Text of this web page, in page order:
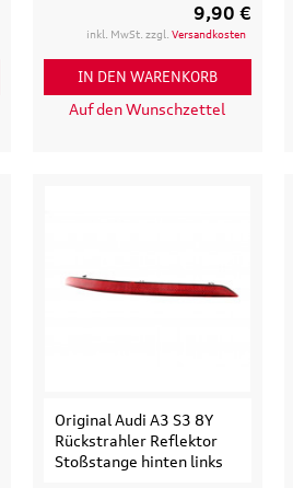
9,90 €
inkl. MwSt. zzgl. Versandkosten
IN DEN WARENKORB
Auf den Wunschzettel
Original Audi A3 S3 8Y
Rückstrahler Reflektor
Stoßstange hinten links
103,90 € 97,50 €
inkl. MwSt. zzgl.Versandkosten